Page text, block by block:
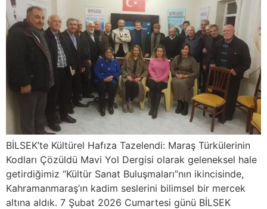
BİLSEK’te Kültürel Hafıza Tazelendi: Maraş Türkülerinin
Kodları Çözüldü Mavi Yol Dergisi olarak geleneksel hale
getirdiğimiz “Kültür Sanat Buluşmaları”nın ikincisinde,
Kahramanmaraş’ın kadim seslerini bilimsel bir mercek
altına aldık. 7 Şubat 2026 Cumartesi günü BİLSEK